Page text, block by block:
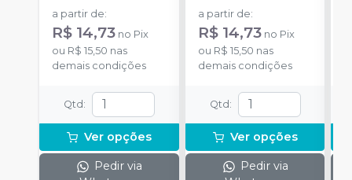
rotação).
a partir de:
R$ 14,73 no Pix
ou R$ 15,50 nas
demais condições
Qtd :
Ver opções
Pedir via
a partir de:
R$ 14,73 no Pix
ou R$ 15,50 nas
demais condições
Qtd :
Ver opções
Pedir via